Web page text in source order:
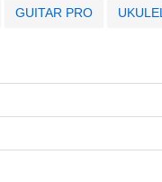
GUITAR PRO